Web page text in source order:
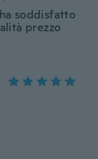
soddisfatto
prezzo